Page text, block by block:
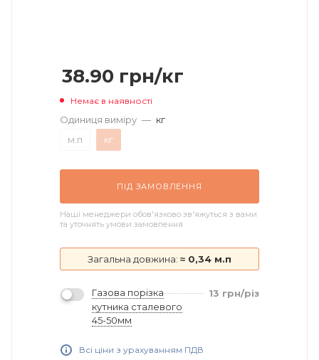
38.90 грн/кг
Немає в наявності
Одиниця виміру — кг
м.п
кг
ПІД ЗАМОВЛЕННЯ
Наші менеджери обов'язково зв'яжуться з вами
та уточнять умови замовлення
Загальна довжина: ≈ 0,34 м.п
Газова порізка
кутника сталевого
45-50мм
13 грн/різ
Всі ціни з урахуванням ПДВ